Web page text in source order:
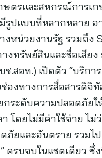
ตรและสหกรณ์การเ
ปแบบที่หลากหลาย อ
น่วยงานรัฐ รวมถึง
งทรัพย์สินและชื่อเสีย
.สอท.) เปิดตัว “บริก
ช่องทางการสื่อสารดิ
ระดับความปลอดภัยใ
โดยไม่มีค่าใช้จ่าย ไ
ยและอันตราย รวมไ
ครบจบในแชตเดียว